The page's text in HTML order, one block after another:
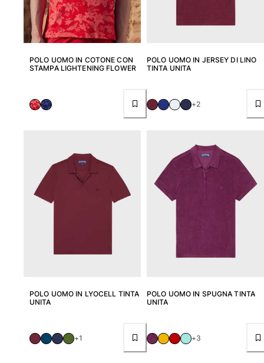
LE SPIAGGE VILEBREQUIN
Magazine
La Maison Vilebrequin
GIFT CARD
Trova il negozio
Contattaci
Monitora il mio ordine
POLO UOMO IN COTONE CON
STAMPA LIGHTENING FLOWER
POLO UOMO IN JERSEY DI LINO
TINTA UNITA
+2
POLO UOMO IN LYOCELL TINTA
UNITA
+1
POLO UOMO IN SPUGNA TINTA
UNITA
+3